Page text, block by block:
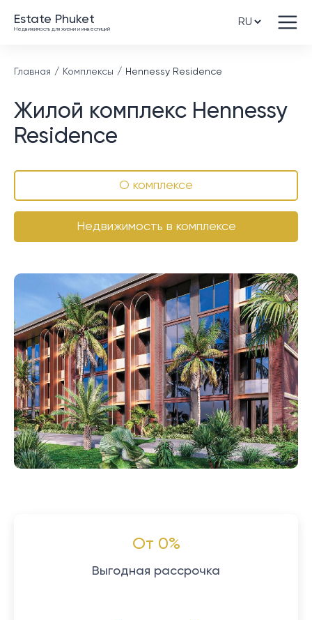
Estate Phuket
Недвижимость для жизни и инвестиций
Главная Комплексы Hennessy Residence
Жилой комплекс Hennessy
Residence
О комплексе
Недвижимость в комплексе
От 0%
Выгодная рассрочка